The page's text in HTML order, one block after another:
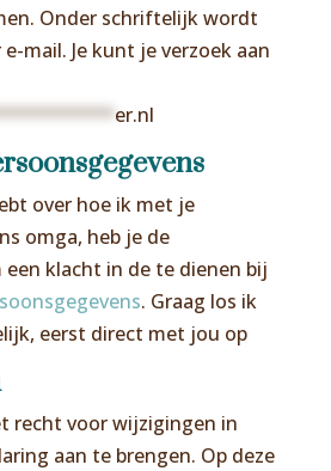
Onder schriftelijk wordt
mail. Je kunt je verzoek aan
er.nl
over hoe ik met je
omga, heb je de
klacht in de te dienen bij
. Graag los ik
eerst direct met jou op
recht voor wijzigingen in
aan te brengen. Op deze